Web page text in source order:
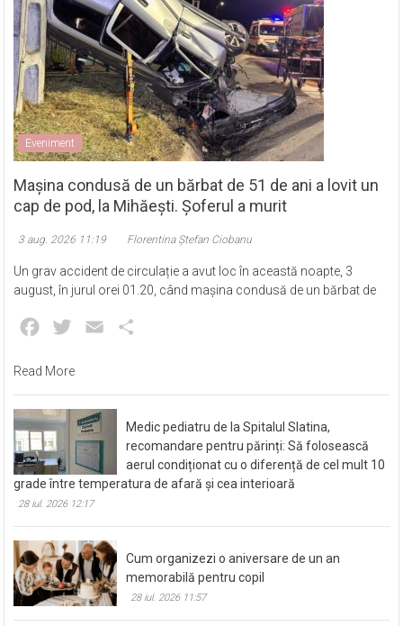
Eveniment
Mașina condusă de un bărbat de 51 de ani a lovit un
cap de pod, la Mihăești. Șoferul a murit
3 aug. 2026 11:19 Florentina Ștefan Ciobanu
Un grav accident de circulație a avut loc în această noapte, 3
august, în jurul orei 01.20, când mașina condusă de un bărbat de
Facebook
Twitter Email
Read More
Medic pediatru de la Spitalul Slatina,
recomandare pentru părinți: Să folosească
aerul condiționat cu o diferență de cel mult 10
grade între temperatura de afară și cea interioară
28 iul. 2026 12:17
Cum organizezi o aniversare de un an
memorabilă pentru copil
28 iul. 2026 11:57